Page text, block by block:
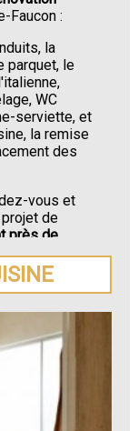
Faucon :
la
parquet, le
WC
serviette, et
la remise
des
vous et
de
près de